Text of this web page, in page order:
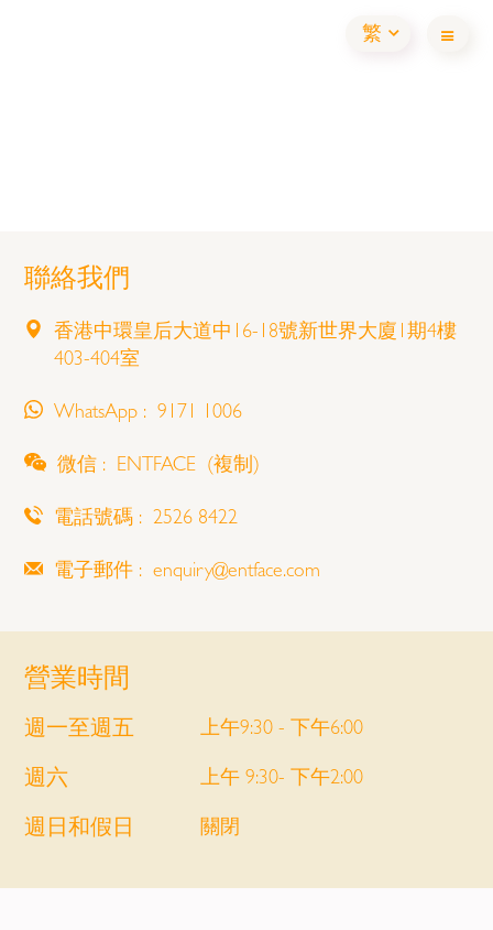
繁
聯絡我們
香港中環皇后大道中16-18號新世界大廈1期4樓
403-404室
WhatsApp : 9171 1006
微信 : ENTFACE (複制)
電話號碼 : 2526 8422
電子郵件 : enquiry@entface.com
營業時間
週一至週五 上午9:30 - 下午6:00
週六 上午 9:30- 下午2:00
週日和假日 關閉